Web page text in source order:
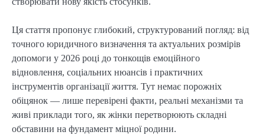
Ця стаття пропонує глибокий, структурований погляд: від
точного юридичного визначення та актуальних розмірів
допомоги у 2026 році до тонкощів емоційного
відновлення, соціальних нюансів і практичних
інструментів організації життя. Тут немає порожніх
обіцянок — лише перевірені факти, реальні механізми та
живі приклади того, як жінки перетворюють складні
обставини на фундамент міцної родини.